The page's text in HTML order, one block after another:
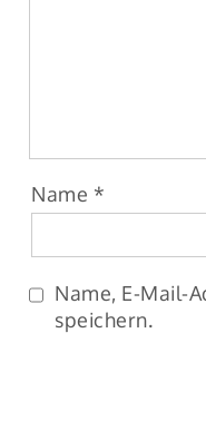
Name *
Name, E-Mail-
speichern.